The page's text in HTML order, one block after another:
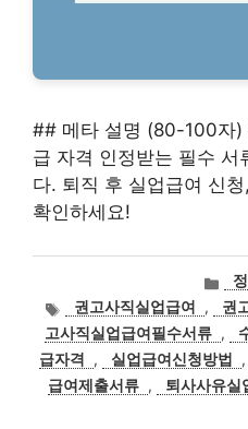
## 메타 설명 (80-100자)
급 자격 인정받는 필수 서
다. 퇴직 후 실업급여 신
확인하세요!
카
테
고
리
태
그
권고사직실업급여 , 권
고사직실업급여필수서류 ,
급자격
, 실업급여신청방법 ,
급여제출서류 , 퇴사사유실